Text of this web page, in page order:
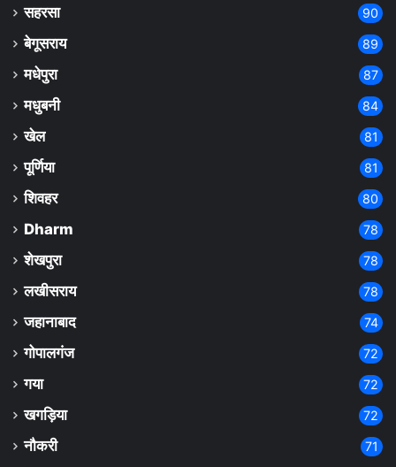
सहरसा 90
बेगूसराय 89
मधेपुरा 87
मधुबनी 84
खेल 81
पूर्णिया 81
शिवहर 80
Dharm 78
शेखपुरा 78
लखीसराय 78
जहानाबाद 74
गोपालगंज 72
गया 72
खगड़िया 72
नौकरी 71